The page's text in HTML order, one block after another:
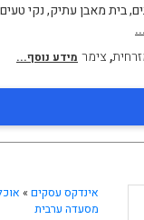
בית מאבן עתיק, נקי
,צימר מידע נוסף...
אינדקס עסקים »
מסעדה ערבית